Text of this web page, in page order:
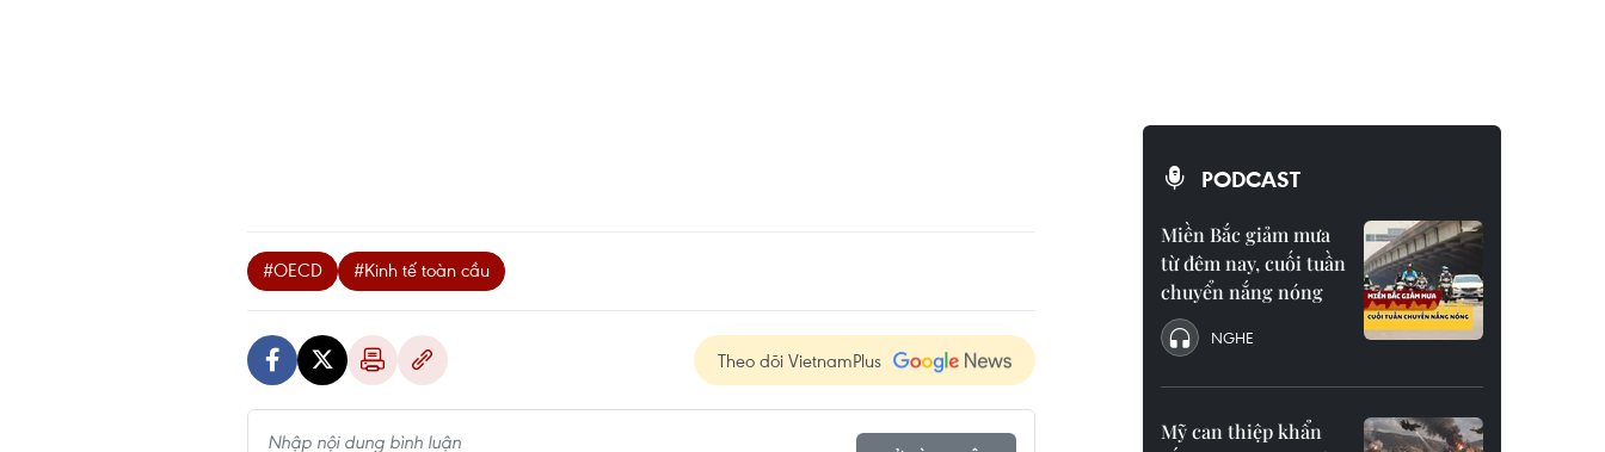
#OECD #Kinh tế toàn cầu
Theo dõi VietnamPlus
PODCAST
Miền Bắc giảm mưa
từ đêm nay, cuối tuần
chuyển nắng nóng
NGHE
Mỹ can thiệp khẩn